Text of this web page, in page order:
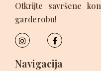
Otkrijte savršene
garderobu!
Navigacija